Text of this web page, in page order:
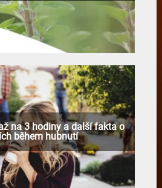
na 3 hodiny a další fakta o
během hubnutí